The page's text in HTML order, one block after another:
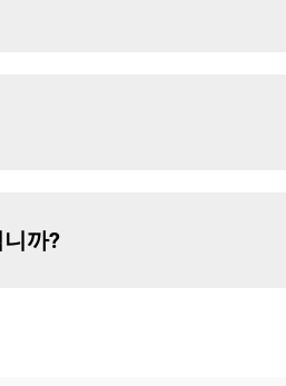
까?